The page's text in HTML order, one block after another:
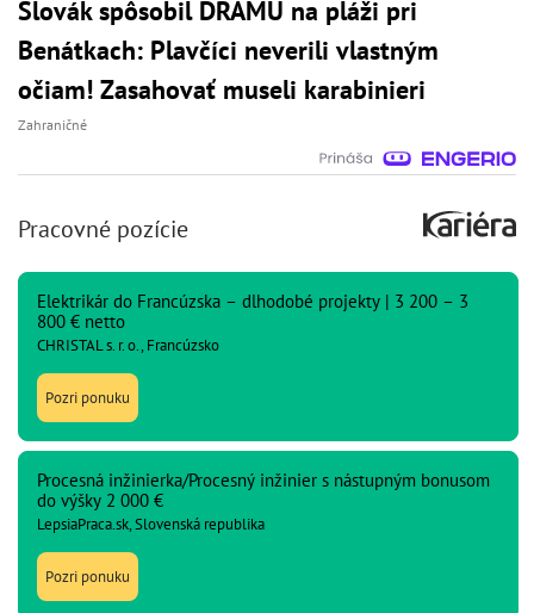
Slovák spôsobil DRÁMU na pláži pri
Benátkach: Plavčíci neverili vlastným
očiam! Zasahovať museli karabinieri
Zahraničné
Pracovné pozície
Elektrikár do Francúzska – dlhodobé projekty | 3 200 – 3
800 € netto
CHRISTAL s. r. o., Francúzsko
Pozri ponuku
Procesná inžinierka/Procesný inžinier s nástupným bonusom
do výšky 2 000 €
LepsiaPraca.sk, Slovenská republika
Pozri ponuku